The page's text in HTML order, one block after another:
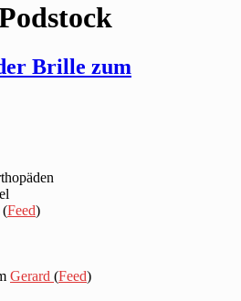
Brille zum
(Feed)
Gerard (Feed)